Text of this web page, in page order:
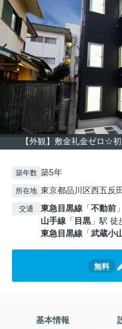
【外観】敷金礼金ゼロ☆
築年数 築5年
所在地 東京都品川区西五反
交通 東急目黒線 「不動前
山手線 「 目黒 」駅 徒
東急目黒線 「武蔵小
無料
基本情報